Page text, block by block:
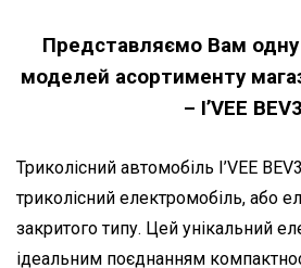
Представляємо Вам одну
моделей асортименту
– I’VEE BEV3
Триколісний автомобіль I’VEE
триколісний електромобіль, або
закритого типу. Цей унікальний
ідеальним поєднанням